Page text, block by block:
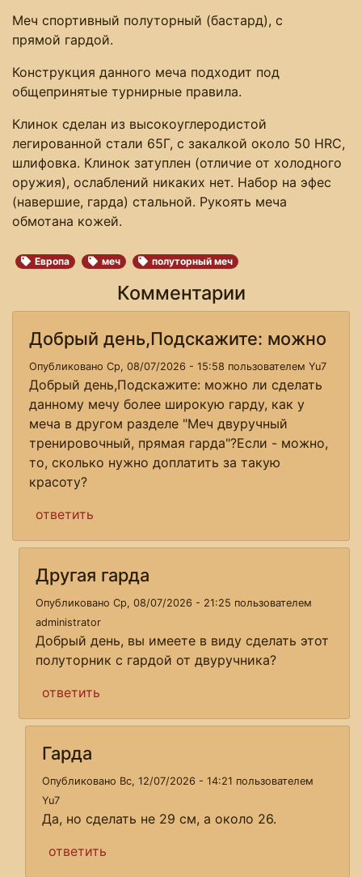
Меч спортивный полуторный (бастард), с
прямой гардой.
Конструкция данного меча подходит под
общепринятые турнирные правила.
Клинок сделан из высокоуглеродистой
легированной стали 65Г, с закалкой около 50 HRC,
шлифовка. Клинок затуплен (отличие от холодного
оружия), ослаблений никаких нет. Набор на эфес
(навершие, гарда) стальной. Рукоять меча
обмотана кожей.
Европа меч полуторный меч
Комментарии
Добрый день,Подскажите: можно
Опубликовано Ср, 08/07/2026 - 15:58 пользователем Yu7
Добрый день,Подскажите: можно ли сделать
данному мечу более широкую гарду, как у
меча в другом разделе "Меч двуручный
тренировочный, прямая гарда"?Если - можно,
то, сколько нужно доплатить за такую
красоту?
ответить
Другая гарда
Опубликовано Ср, 08/07/2026 - 21:25 пользователем
administrator
Добрый день, вы имеете в виду сделать этот
полуторник с гардой от двуручника?
ответить
Гарда
Опубликовано Вс, 12/07/2026 - 14:21 пользователем
Yu7
Да, но сделать не 29 см, а около 26.
ответить